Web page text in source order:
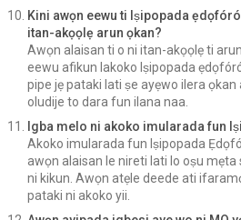
Kini awọn eewu ti Iṣipopada
itan-akọọlẹ arun ọkan?
Awọn alaisan ti o ni itan-akọọlẹ ti
eewu afikun lakoko Iṣipopada
pipe jẹ pataki lati ṣe ayẹwo ilera
oludije to dara fun ilana naa.
Igba melo ni akoko imularada fun
Akoko imularada fun Iṣipopada
awọn alaisan le nireti lati lo oṣu
ni kikun. Awọn atẹle deede ati
pataki ni akoko yii.